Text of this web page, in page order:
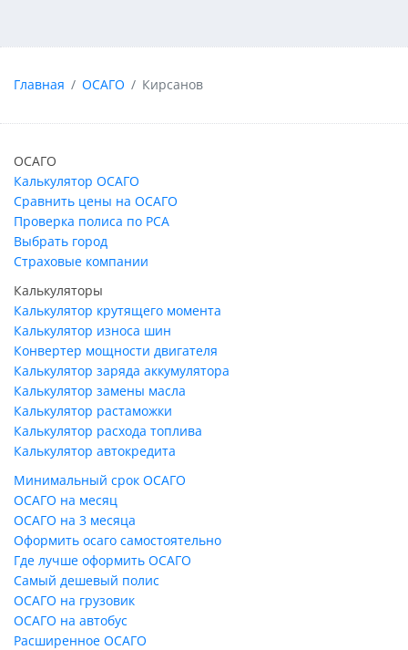
Главная ОСАГО Кирсанов
ОСАГО
Калькулятор ОСАГО
Сравнить цены на ОСАГО
Проверка полиса по РСА
Выбрать город
Страховые компании
Калькуляторы
Калькулятор крутящего момента
Калькулятор износа шин
Конвертер мощности двигателя
Калькулятор заряда аккумулятора
Калькулятор замены масла
Калькулятор растаможки
Калькулятор расхода топлива
Калькулятор автокредита
Минимальный срок ОСАГО
ОСАГО на месяц
ОСАГО на 3 месяца
Оформить осаго самостоятельно
Где лучше оформить ОСАГО
Самый дешевый полис
ОСАГО на грузовик
ОСАГО на автобус
Расширенное ОСАГО